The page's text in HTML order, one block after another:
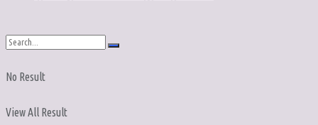
No Result
View All Result